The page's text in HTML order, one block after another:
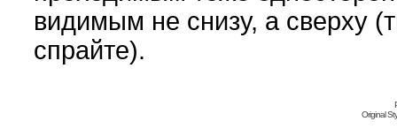
видимым не снизу, а сверху
спрайте).
Original